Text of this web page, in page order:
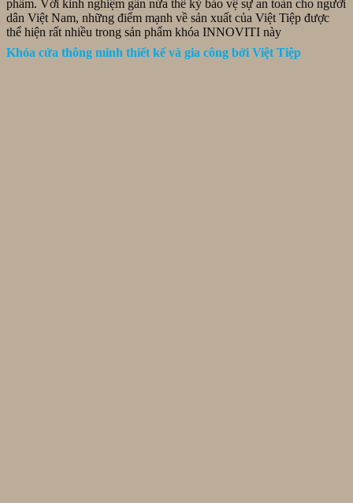
phẩm. Với kinh nghiệm gần nửa thế kỷ bảo vệ sự an toàn cho người
dân Việt Nam, những điểm mạnh về sản xuất của Việt Tiệp được
thể hiện rất nhiều trong sản phẩm khóa INNOVITI này
Khóa cửa thông minh thiết kế và gia công bởi Việt Tiệp